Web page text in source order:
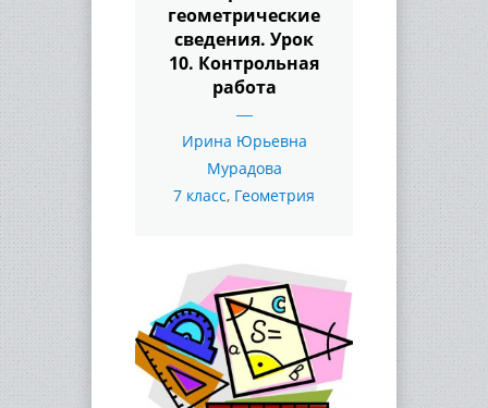
геометрические
сведения. Урок
10. Контрольная
работа
Ирина Юрьевна
Мурадова
7 класс, Геометрия